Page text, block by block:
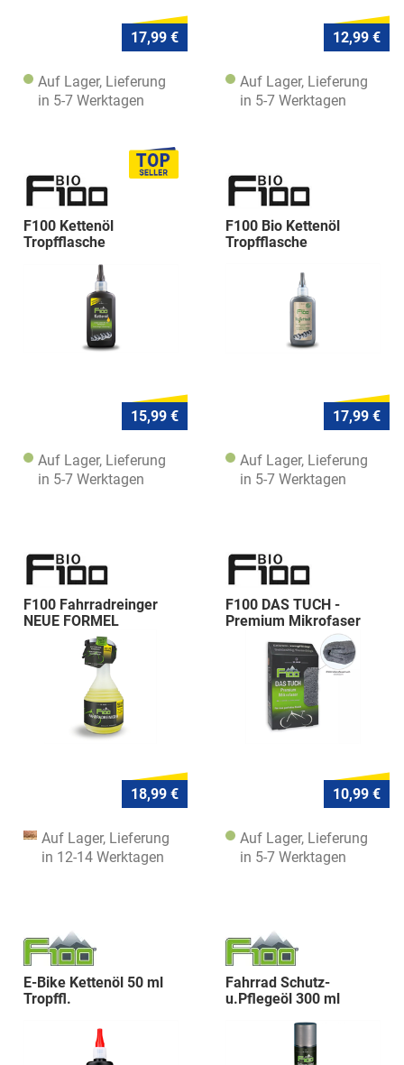
17,99 €
Auf Lager, Lieferung
in 5-7 Werktagen
12,99 €
Auf Lager, Lieferung
in 5-7 Werktagen
F100 Kettenöl
Tropfflasche
15,99 €
Auf Lager, Lieferung
in 5-7 Werktagen
F100 Bio Kettenöl
Tropfflasche
17,99 €
Auf Lager, Lieferung
in 5-7 Werktagen
F100 Fahrradreinger
NEUE FORMEL
18,99 €
Auf Lager, Lieferung
in 12-14 Werktagen
F100 DAS TUCH -
Premium Mikrofaser
10,99 €
Auf Lager, Lieferung
in 5-7 Werktagen
E-Bike Kettenöl 50 ml
Tropffl.
Fahrrad Schutz-
u.Pflegeöl 300 ml